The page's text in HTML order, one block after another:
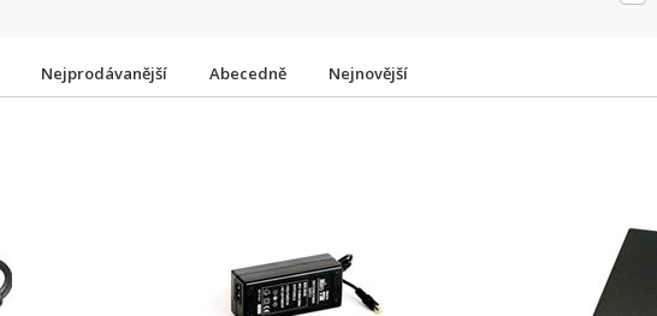
Nejprodávanější Abecedně Nejnovější